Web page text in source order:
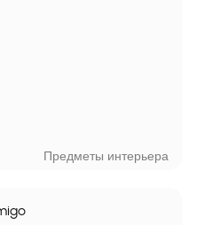
Предметы интерьера